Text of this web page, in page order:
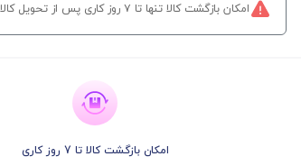
امکان بازگشت کالا تنها تا ۷ روز کاری پس از تحویل کالا امکان‌پذیر است!
امکان بازگشت کالا تا 7 روز کاری